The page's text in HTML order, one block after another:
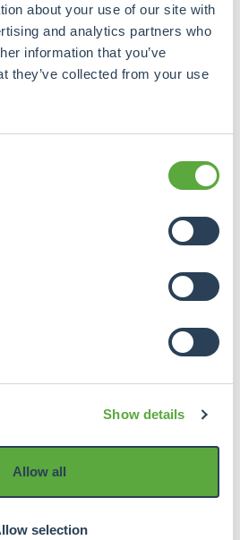
about your use of our site with
and analytics partners who
information that you’ve
they’ve collected from your use
Show details
Allow all
selection